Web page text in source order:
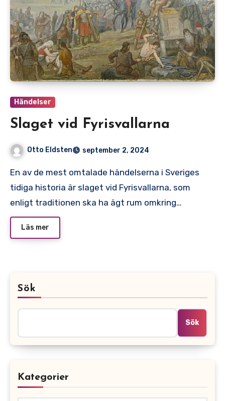
Händelser
Slaget vid Fyrisvallarna
Otto Eldsten september 2, 2024
En av de mest omtalade händelserna i Sveriges
tidiga historia är slaget vid Fyrisvallarna, som
enligt traditionen ska ha ägt rum omkring…
Läs mer
Sök
Sök
Kategorier